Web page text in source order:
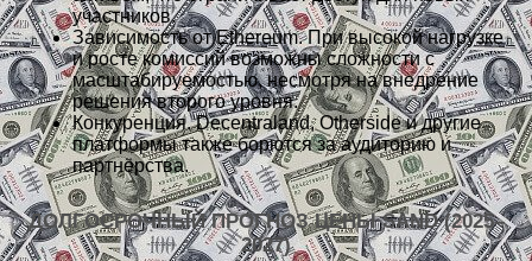
участников.
Зависимость от Ethereum. При высокой нагрузке
и росте комиссий возможны сложности с
масштабируемостью, несмотря на внедрение
решения второго уровня.
Конкуренция. Decentraland, Otherside и другие
платформы также борются за аудиторию и
партнёрства.
ДОЛГОСРОЧНЫЙ ПРОГНОЗ ЦЕНЫ SAND (2025–
2027)